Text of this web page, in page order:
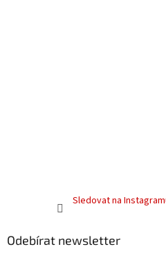
Sledovat na
Odebírat newsletter